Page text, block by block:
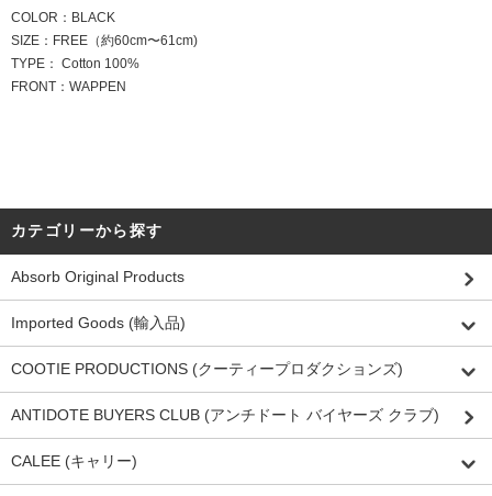
COLOR：BLACK
SIZE：FREE（約60cm〜61cm)
TYPE： Cotton 100%
FRONT：WAPPEN
カテゴリーから探す
Absorb Original Products
Imported Goods (輸入品)
COOTIE PRODUCTIONS (クーティープロダクションズ)
ANTIDOTE BUYERS CLUB (アンチドート バイヤーズ クラブ)
CALEE (キャリー)